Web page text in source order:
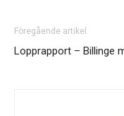
Föregående artikel
Lopprapport – Billinge